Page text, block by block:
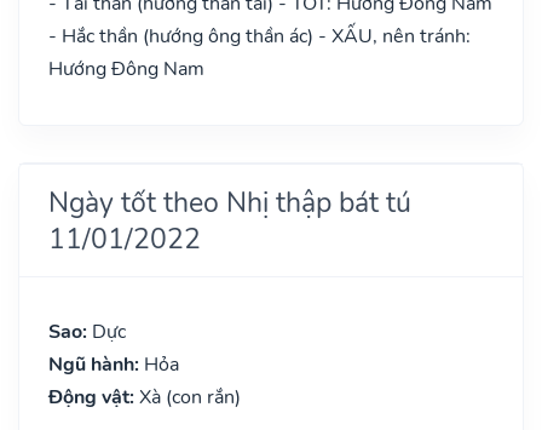
- Hắc thần (hướng ông thần ác) - XẤU, nên tránh:
Hướng Đông Nam
Ngày tốt theo Nhị thập bát tú
11/01/2022
Sao: Dực
Ngũ hành: Hỏa
Động vật: Xà (con rắn)